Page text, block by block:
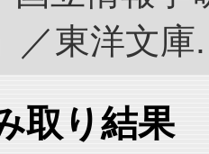
／東洋文
取り結果